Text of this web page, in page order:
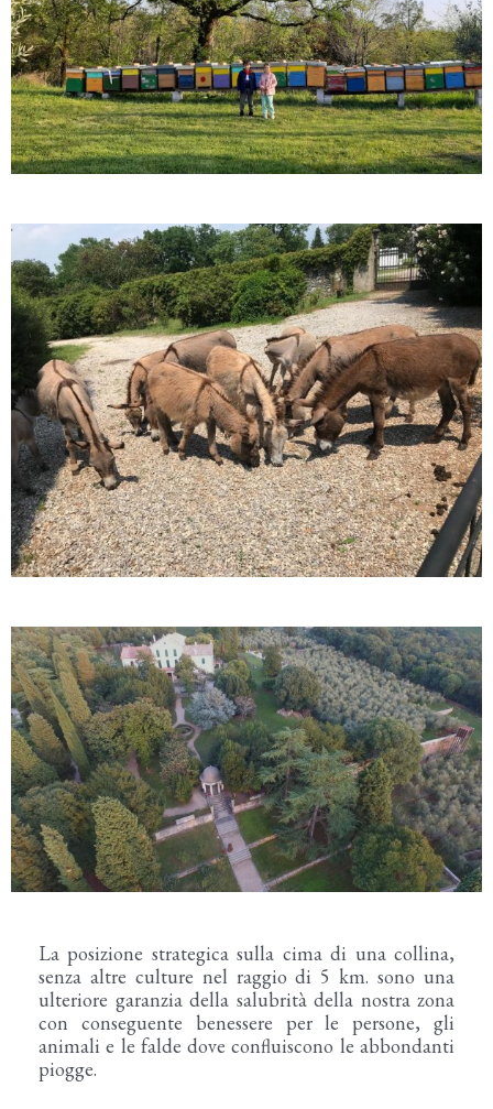
La posizione strategica sulla cima di una collina,
senza altre culture nel raggio di 5 km. sono una
ulteriore garanzia della salubrità della nostra zona
con conseguente benessere per le persone, gli
animali e le falde dove confluiscono le abbondanti
piogge.